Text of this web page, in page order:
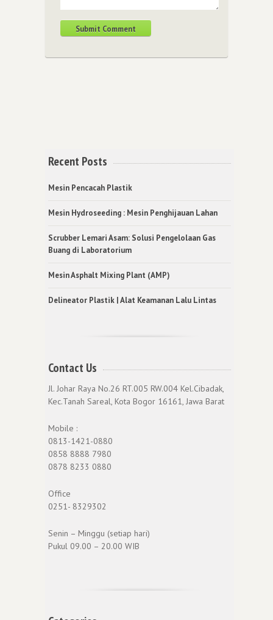
Recent Posts
Mesin Pencacah Plastik
Mesin Hydroseeding : Mesin Penghijauan Lahan
Scrubber Lemari Asam: Solusi Pengelolaan Gas
Buang di Laboratorium
Mesin Asphalt Mixing Plant (AMP)
Delineator Plastik | Alat Keamanan Lalu Lintas
Contact Us
Jl. Johar Raya No.26 RT.005 RW.004 Kel.Cibadak,
Kec.Tanah Sareal, Kota Bogor 16161, Jawa Barat
Mobile :
0813-1421-0880
0858 8888 7980
0878 8233 0880
Office
0251- 8329302
Senin – Minggu (setiap hari)
Pukul 09.00 – 20.00 WIB